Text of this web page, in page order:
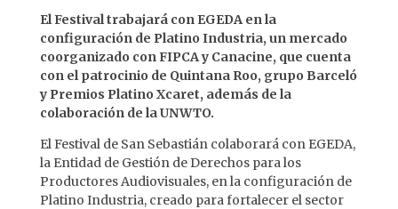
El Festival trabajará con EGEDA en la
configuración de Platino Industria, un mercado
coorganizado con FIPCA y Canacine, que cuenta
con el patrocinio de Quintana Roo, grupo Barceló
y Premios Platino Xcaret, además de la
colaboración de la UNWTO.
El Festival de San Sebastián colaborará con EGEDA,
la Entidad de Gestión de Derechos para los
Productores Audiovisuales, en la configuración de
Platino Industria, creado para fortalecer el sector